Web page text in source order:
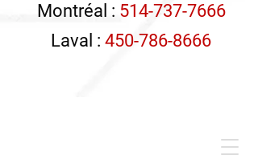
Montréal : 514-737-7666
Laval : 450-786-8666